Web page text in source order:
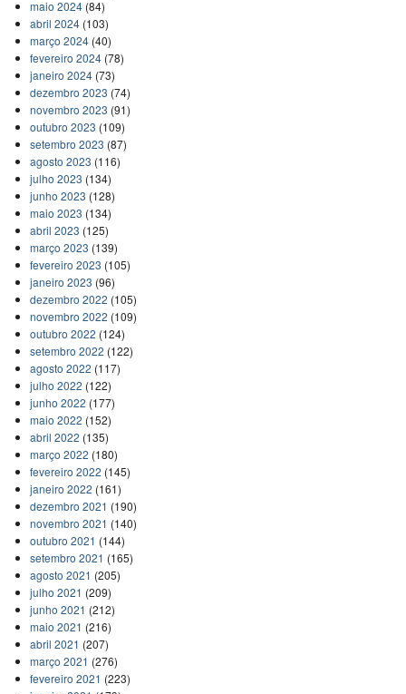
maio 2024(84)
abril 2024(103)
março 2024(40)
fevereiro 2024(78)
janeiro 2024(73)
dezembro 2023 (74)
novembro 2023 (91)
outubro 2023 (109)
setembro 2023 (87)
agosto 2023 (116)
julho 2023 (134)
junho 2023 (128)
maio 2023 (134)
abril 2023 (125)
março 2023 (139)
fevereiro 2023 (105)
janeiro 2023 (96)
dezembro 2022 (105)
novembro 2022 (109)
outubro 2022 (124)
setembro 2022 (122)
agosto 2022 (117)
julho 2022 (122)
junho 2022 (177)
maio 2022 (152)
abril 2022 (135)
março 2022 (180)
fevereiro 2022 (145)
janeiro 2022 (161)
dezembro 2021 (190)
novembro 2021 (140)
outubro 2021 (144)
setembro 2021 (165)
agosto 2021 (205)
julho 2021 (209)
junho 2021 (212)
maio 2021 (216)
abril 2021 (207)
março 2021 (276)
fevereiro 2021 (223)